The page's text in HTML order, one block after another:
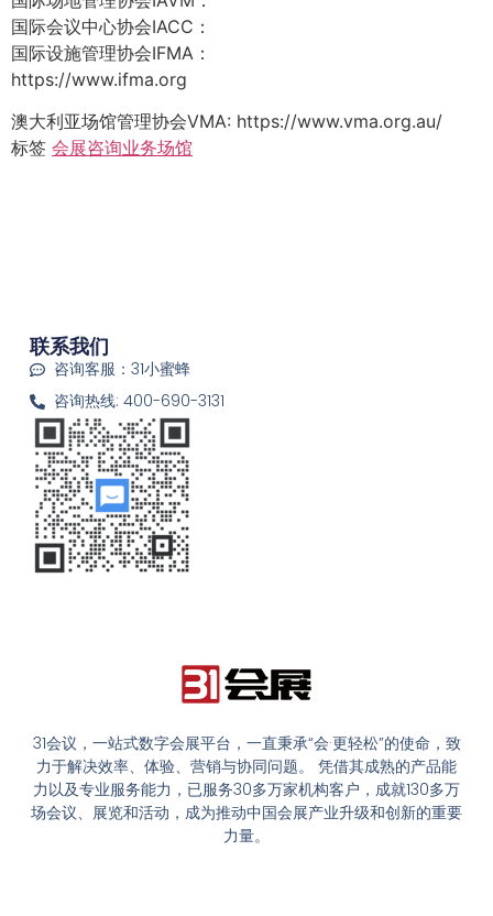
国际会议中心协会IACC：
国际设施管理协会IFMA：
https://www.ifma.org
澳大利亚场馆管理协会VMA: https://www.vma.org.au/
标签 会展咨询业务场馆
31会议，一站式数字会展平台，一直秉承“会·更轻松”的使命，致
力于解决效率、体验、营销与协同问题。 凭借其成熟的产品能
力以及专业服务能力，已服务30多万家机构客户，成就130多万
场会议、展览和活动，成为推动中国会展产业升级和创新的重要
力量。
联系我们
咨询客服：31小蜜蜂
咨询热线: 400-690-3131